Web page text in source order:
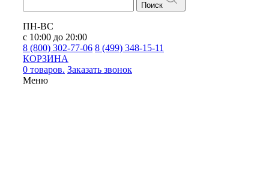
Поиск
ПН-ВС
с 10:00 до 20:00
8 (800) 302-77-06 8 (499) 348-15-11
КОРЗИНА
0 товаров. Заказать звонок
Меню